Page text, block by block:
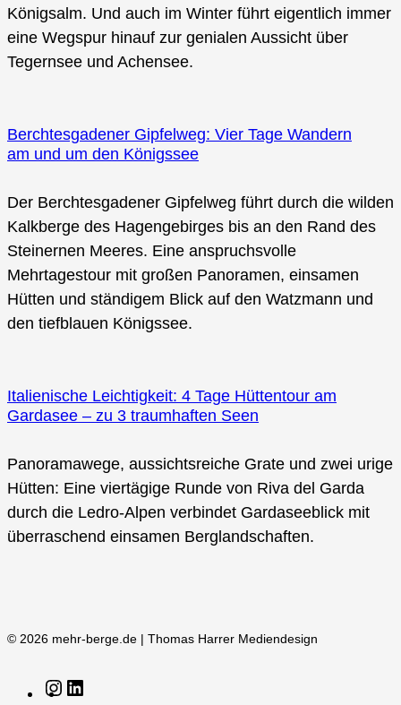
Königsalm. Und auch im Winter führt eigentlich immer
eine Wegspur hinauf zur genialen Aussicht über
Tegernsee und Achensee.
Berchtesgadener Gipfelweg: Vier Tage Wandern
am und um den Königssee
Der Berchtesgadener Gipfelweg führt durch die wilden
Kalkberge des Hagengebirges bis an den Rand des
Steinernen Meeres. Eine anspruchsvolle
Mehrtagestour mit großen Panoramen, einsamen
Hütten und ständigem Blick auf den Watzmann und
den tiefblauen Königssee.
Italienische Leichtigkeit: 4 Tage Hüttentour am
Gardasee – zu 3 traumhaften Seen
Panoramawege, aussichtsreiche Grate und zwei urige
Hütten: Eine viertägige Runde von Riva del Garda
durch die Ledro-Alpen verbindet Gardaseeblick mit
überraschend einsamen Berglandschaften.
© 2026 mehr-berge.de | Thomas Harrer Mediendesign
Instagram